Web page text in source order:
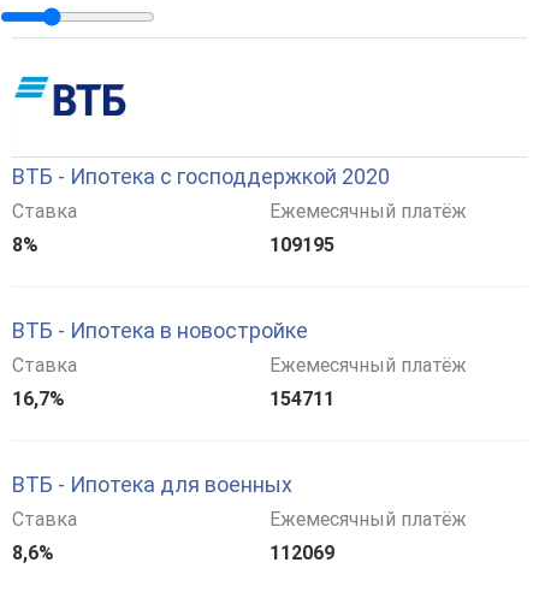
ВТБ - Ипотека с господдержкой 2020
Ставка
8%
Ежемесячный платёж
109195
ВТБ - Ипотека в новостройке
Ставка
16,7%
Ежемесячный платёж
154711
ВТБ - Ипотека для военных
Ставка
8,6%
Ежемесячный платёж
112069